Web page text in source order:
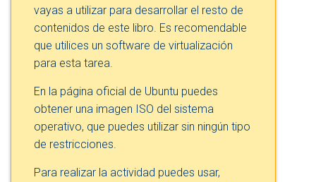
vayas a utilizar para desarrollar el resto de
contenidos de este libro. Es recomendable
que utilices un software de virtualización
para esta tarea.
En la página oficial de Ubuntu puedes
obtener una imagen ISO del sistema
operativo, que puedes utilizar sin ningún tipo
de restricciones.
Para realizar la actividad puedes usar,